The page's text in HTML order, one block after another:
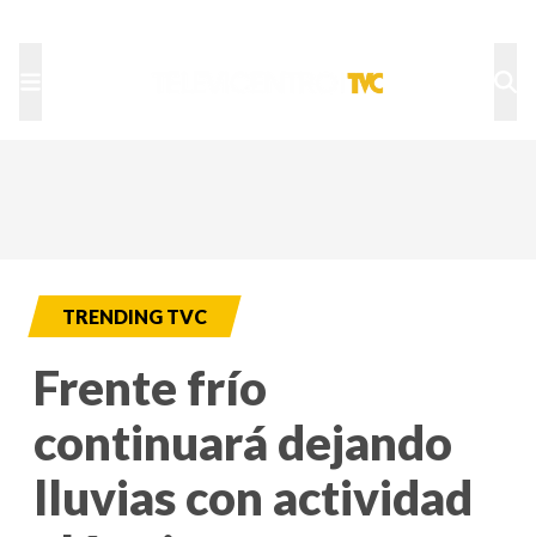
TRENDING TVC
Frente frío
continuará dejando
lluvias con actividad